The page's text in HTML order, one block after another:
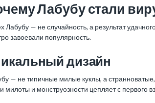
Лабубу стали
Лабубу — не случайность, а результат
завоевали популярность.
дизайн
— не типичные милые куклы, а
милоты и монструозности цепляет с первого